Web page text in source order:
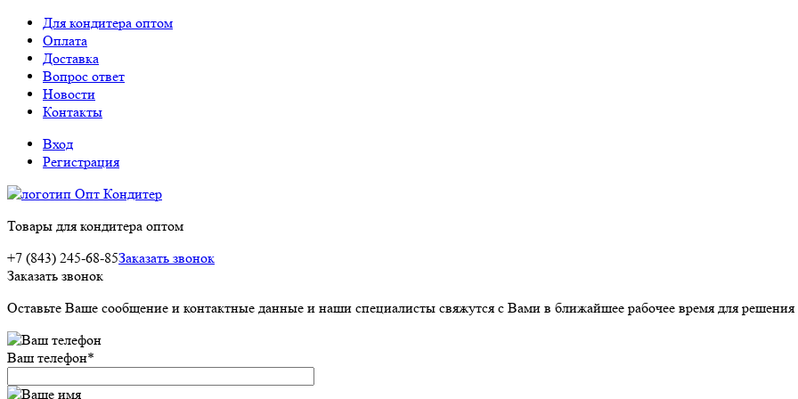
Для кондитера оптом
Оплата
Доставка
Вопрос ответ
Новости
Контакты
Вход
Регистрация
Товары для кондитера оптом
+7 (843) 245-68-85Заказать звонок
Заказать звонок
Оставьте Ваше сообщение и контактные данные и наши специалисты свяжутся с Вами в ближайшее рабочее время для
Ваш телефон*